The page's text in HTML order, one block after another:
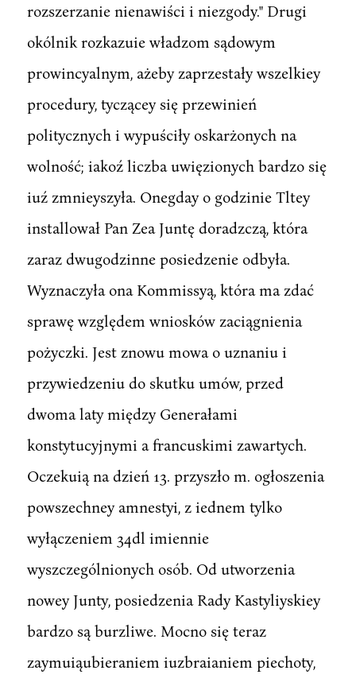
rozszerzanie nienawiści i niezgody." Drugi
okólnik rozkazuie władzom sądowym
prowincyalnym, ażeby zaprzestały wszelkiey
procedury, tyczącey się przewinień
politycznych i wypuściły oskarżonych na
wolność; iakoź liczba uwięzionych bardzo się
iuź zmnieyszyła. Onegday o godzinie Tltey
installował Pan Zea Juntę doradzczą, która
zaraz dwugodzinne posiedzenie odbyła.
Wyznaczyła ona Kommissyą, która ma zdać
sprawę względem wniosków zaciągnienia
pożyczki. Jest znowu mowa o uznaniu i
przywiedzeniu do skutku umów, przed
dwoma laty między Generałami
konstytucyjnymi a francuskimi zawartych.
Oczekuią na dzień 13. przyszło m. ogłoszenia
powszechney amnestyi, z iednem tylko
wyłączeniem 34dl imiennie
wyszczególnionych osób. Od utworzenia
nowey Junty, posiedzenia Rady Kastyliyskiey
bardzo są burzliwe. Mocno się teraz
zaymuiąubieraniem iuzbraianiem piechoty,